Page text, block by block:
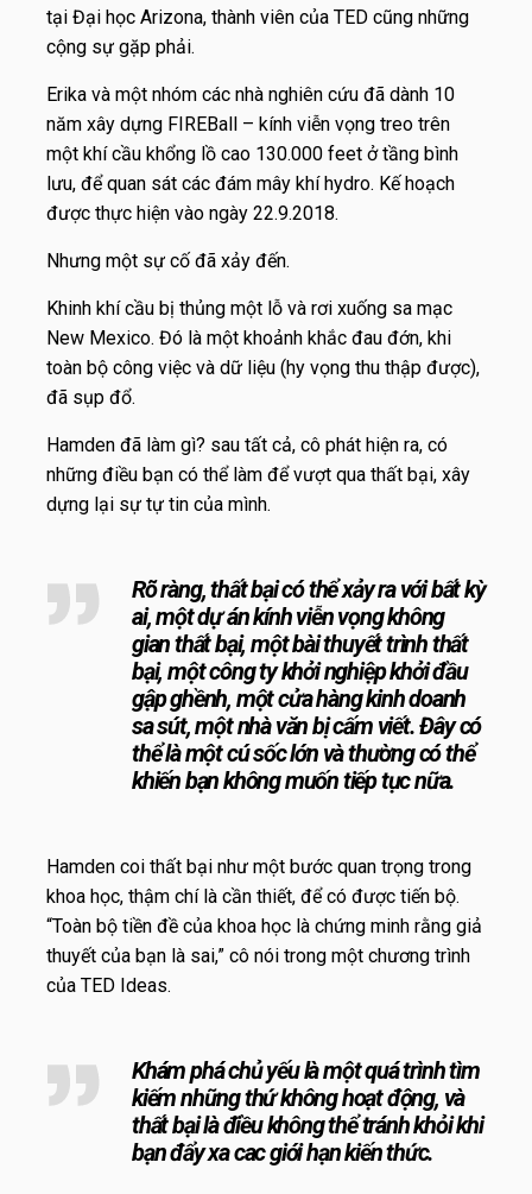
tại Đại học Arizona, thành viên của TED cũng những
cộng sự gặp phải.
Erika và một nhóm các nhà nghiên cứu đã dành 10
năm xây dựng FIREBall – kính viễn vọng treo trên
một khí cầu khổng lồ cao 130.000 feet ở tầng bình
lưu, để quan sát các đám mây khí hydro. Kế hoạch
được thực hiện vào ngày 22.9.2018.
Nhưng một sự cố đã xảy đến.
Khinh khí cầu bị thủng một lỗ và rơi xuống sa mạc
New Mexico. Đó là một khoảnh khắc đau đớn, khi
toàn bộ công việc và dữ liệu (hy vọng thu thập được),
đã sụp đổ.
Hamden đã làm gì? sau tất cả, cô phát hiện ra, có
những điều bạn có thể làm để vượt qua thất bại, xây
dựng lại sự tự tin của mình.
Rõ ràng, thất bại có thể xảy ra với bất kỳ
ai, một dự án kính viễn vọng không
gian thất bại, một bài thuyết trình thất
bại, một công ty khởi nghiệp khởi đầu
gập ghềnh, một cửa hàng kinh doanh
sa sút, một nhà văn bị cấm viết. Đây có
thể là một cú sốc lớn và thường có thể
khiến bạn không muốn tiếp tục nữa.
Hamden coi thất bại như một bước quan trọng trong
khoa học, thậm chí là cần thiết, để có được tiến bộ.
“Toàn bộ tiền đề của khoa học là chứng minh rằng giả
thuyết của bạn là sai,” cô nói trong một chương trình
của TED Ideas.
Khám phá chủ yếu là một quá trình tìm
kiếm những thứ không hoạt động, và
thất bại là điều không thể tránh khỏi khi
bạn đẩy xa cac giới hạn kiến ​​thức.